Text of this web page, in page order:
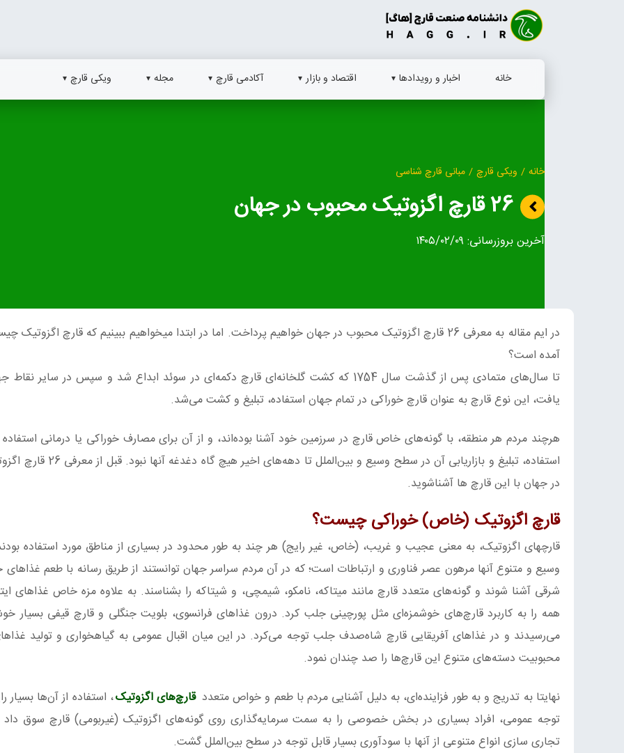
خانه اخبار و رویدادها اقتصاد و بازار آکادمی قارچ مجله ویکی قارچ
خانه / ویکی قارچ / مبانی قارچ شناسی
26 قارچ اگزوتیک محبوب در جهان
آخرین بروزرسانی: ۱۴۰۵/۰۲/۰۹
در ایم مقاله به معرفی 26 قارچ اگزوتیک محبوب در جهان خواهیم پرداخت. اما در ابتدا میخواهیم ببینیم که قارچ
آمده است؟
تا سال‌های متمادی پس از گذشت سال 1754 که کشت گلخانه‌ای قارچ دکمه‌ای در سوئد ابداع شد و سپس در سایر
یافت، این نوع قارچ به عنوان قارچ خوراکی در تمام جهان استفاده، تبلیغ و کشت می‌شد.
هرچند مردم هر منطقه، با گونه‌های خاص قارچ در سرزمین خود آشنا بوده‌اند، و از آن برای مصارف خوراکی یا درمانی استفاده
استفاده، تبلیغ و بازاریابی آن در سطح وسیع و بین‌الملل
در جهان با این قارچ ها آشناشوید.
قارچ اگزوتیک (خاص) خوراکی چیست؟
قارچهای اگزوتیک، به معنی عجیب و غریب، (خاص، غیر رایج) هر چند به طور محدود در بسیاری از مناطق مورد استفاده
وسیع و متنوع آنها مرهون عصر فناوری و ارتباطات است؛ که در آن مردم سراسر جهان توانستند از طریق رسانه با طعم
شرقی آشنا شوند و گونه‌های متعدد قارچ مانند میتاکه، نامکو، شیمچی، و شیتاکه را بشناسند. به علاوه مزه خاص غذاهای
همه را به کاربرد قارچ‌های خوشمزه‌ای مثل پورچینی جلب کرد. درون غذاهای فرانسوی، بلویت جنگلی و قارچ قیفی بسیار
می‌رسیدند و در غذاهای آفریقایی قارچ شاه‌صدف جلب توجه می‌کرد. در این میان اقبال عمومی به گیاهخواری و تولید
محبوبیت دسته‌های متنوع این قارچ‌ها را صد چندان نمود.
نهایتا به تدریج و به طور فزاینده‌ای، به دلیل آشنایی مردم با طعم و خواص متعدد قارچ‌های اگزوتیک، استفاده از آن‌ها
توجه عمومی، افراد بسیاری در بخش خصوصی را به سمت سرمایه‌گذاری روی گونه‌های اگزوتیک (غیربومی) قارچ سوق
تجاری سازی انواع متنوعی از آنها با سودآوری بسیار قابل توجه در سطح بین‌الملل گشت.